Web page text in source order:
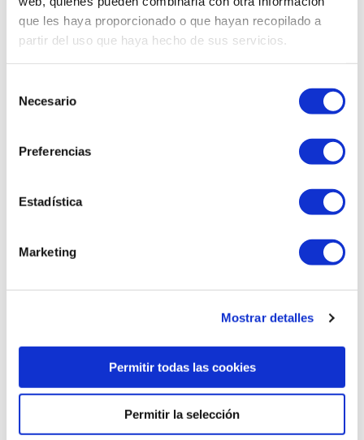
que les haya proporcionado o que hayan recopilado a
partir del uso que haya hecho de sus servicios.
Necesario
Preferencias
Estadística
Marketing
Mostrar detalles
Permitir todas las cookies
Permitir la selección
Contacta con nosotros
y te ayudaremos en lo que
necesites
Email*
Mensaje*